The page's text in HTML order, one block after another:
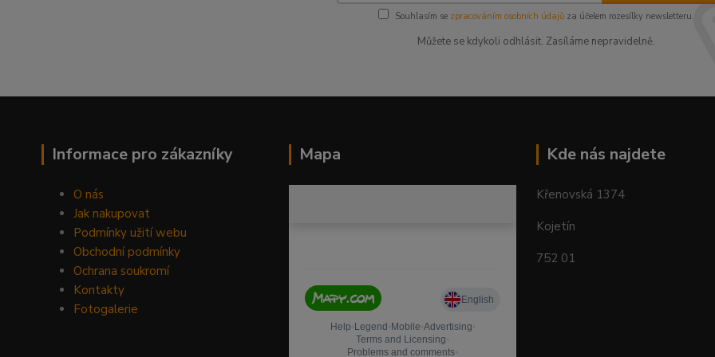
Souhlasím se zpracováním osobních údajů za účelem rozesílky newsletteru.
Můžete se kdykoli odhlásit. Zasíláme nepravidelně.
Informace pro zákazníky
O nás
Jak nakupovat
Podmínky užití webu
Obchodní podmínky
Ochrana soukromí
Kontakty
Fotogalerie
Mapa Kde nás najdete
Křenovská 1374
Kojetín
752 01